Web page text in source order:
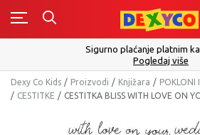
Sigurno plaćanje platnim
Pogledaj više
Dexy Co Kids Proizvodi Knjižara
POKLONI
CESTITKE
CESTITKA BLISS WITH LOVE ON